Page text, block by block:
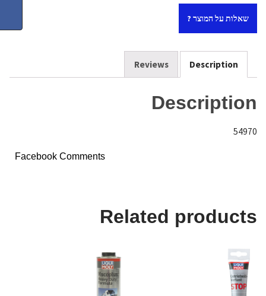
b
o
o
k
tt
er
e
שאלות על המוצר ?
Description
Reviews
Description
54970
Facebook Comments
Related products